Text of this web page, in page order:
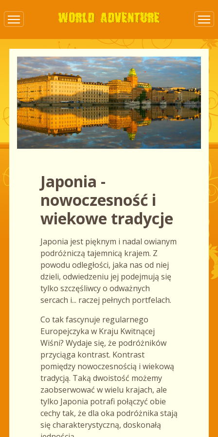
Japonia -
nowoczesność i
wiekowe tradycje
Japonia jest pięknym i nadal owianym
podróżniczą tajemnicą krajem. Z
powodu odległości, jaka nas od niej
dzieli, odwiedzeniu jej podejmują się
tylko szczęśliwcy o odważnych
sercach i... raczej pełnych portfelach.
Co tak fascynuje regularnego
Europejczyka w Kraju Kwitnącej
Wiśni? Wydaje się, że podróżników
przyciąga kontrast. Kontrast
pomiędzy nowoczesnością i wiekową
tradycją. Taką dwoistość możemy
zaobserwować w wielu krajach, ale
tylko Japonia potrafi połączyć obie
cechy tak, że dla oka podróżnika stają
się charakterystyczną, doskonałą